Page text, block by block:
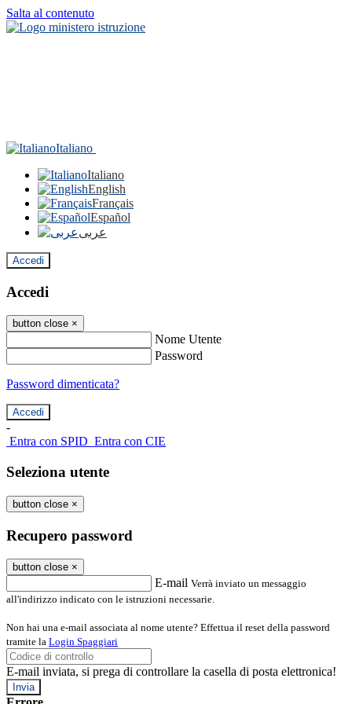
Salta al contenuto
Italiano
Italiano
English
Français
Español
عربى
Accedi
Accedi
button close ×
Nome Utente
Password
Password dimenticata?
-
Entra con SPID Entra con CIE
Seleziona utente
button close ×
Recupero password
button close ×
E-mail Verrà inviato un messaggio
all'indirizzo indicato con le istruzioni necessarie.
Non hai una e-mail associata al nome utente? Effettua il reset della password
tramite la Login Spaggiari
E-mail inviata, si prega di controllare la casella di posta elettronica!